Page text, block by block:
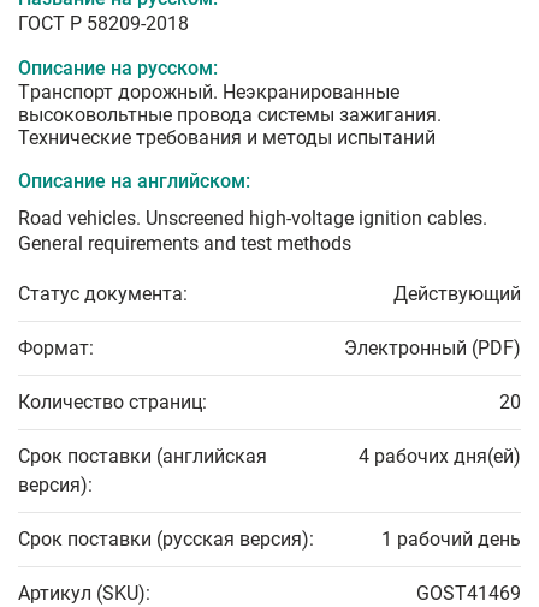
ГОСТ Р 58209-2018
Описание на русском:
Tранспорт дорожный. Неэкранированные
высоковольтные провода системы зажигания.
Технические требования и методы испытаний
Описание на английском:
Road vehicles. Unscreened high-voltage ignition cables.
General requirements and test methods
Статус документа: Действующий
Формат: Электронный (PDF)
Количество страниц: 20
Срок поставки (английская
версия):
4 рабочих дня(ей)
Срок поставки (русская версия): 1 рабочий день
Артикул (SKU): GOST41469